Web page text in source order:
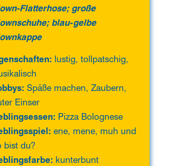
Flatterhose; große
blau-gelbe
lustig, tollpatschig,
Späße machen, Zaubern,
Einser
Pizza Bolognese
ene, mene, muh und
bist du?
kunterbunt